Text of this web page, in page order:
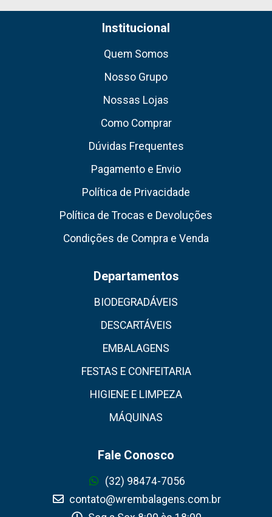
Institucional
Quem Somos
Nosso Grupo
Nossas Lojas
Como Comprar
Dúvidas Frequentes
Pagamento e Envio
Política de Privacidade
Política de Trocas e Devoluções
Condições de Compra e Venda
Departamentos
BIODEGRADÁVEIS
DESCARTÁVEIS
EMBALAGENS
FESTAS E CONFEITARIA
HIGIENE E LIMPEZA
MÁQUINAS
Fale Conosco
(32) 98474-7056
contato@wrembalagens.com.br